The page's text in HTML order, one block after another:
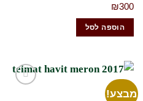
₪300
הוספה לסל
מבצע!